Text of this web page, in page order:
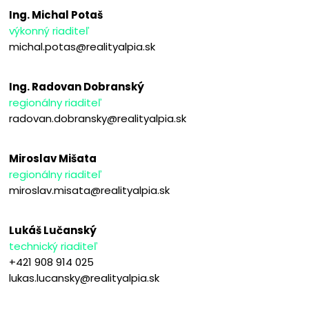
Ing. Michal Potaš
výkonný riaditeľ
michal.potas@realityalpia.sk
Ing. Radovan Dobranský
regionálny riaditeľ
radovan.dobransky@realityalpia.sk
Miroslav Mišata
regionálny riaditeľ
miroslav.misata@realityalpia.sk
Lukáš Lučanský
technický riaditeľ
+421 908 914 025
lukas.lucansky@realityalpia.sk